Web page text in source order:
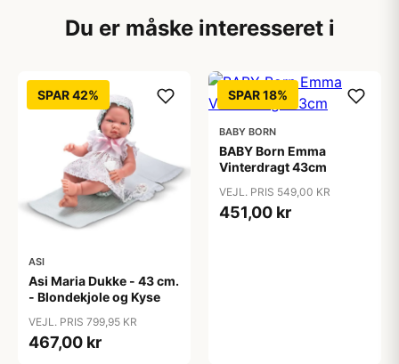
Du er måske interesseret i
SPAR 42%
ASI
Asi Maria Dukke - 43 cm.
- Blondekjole og Kyse
VEJL. PRIS 799,95 KR
467,00 kr
SPAR 18%
BABY BORN
BABY Born Emma
Vinterdragt 43cm
VEJL. PRIS 549,00 KR
451,00 kr